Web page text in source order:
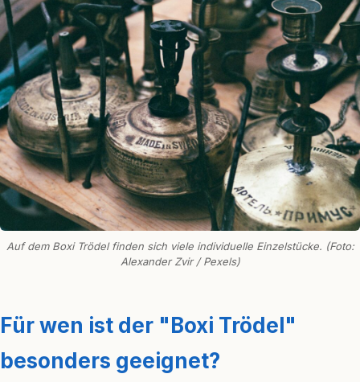
Auf dem Boxi Trödel finden sich viele individuelle Einzelstücke. (Foto:
Alexander Zvir / Pexels)
Für wen ist der "Boxi Trödel"
besonders geeignet?